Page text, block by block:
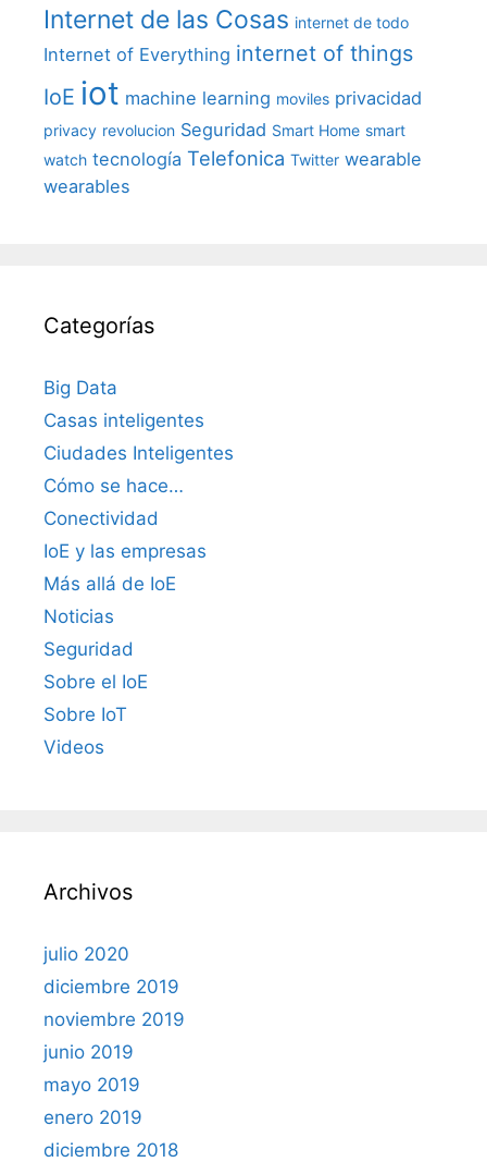
Internet de las Cosas internet de todo
Internet of Everything internet of things
IoE iot machine learning moviles privacidad
privacy revolucion Seguridad Smart Home smart
watch tecnología Telefonica Twitter wearable
wearables
Categorías
Big Data
Casas inteligentes
Ciudades Inteligentes
Cómo se hace…
Conectividad
IoE y las empresas
Más allá de IoE
Noticias
Seguridad
Sobre el IoE
Sobre IoT
Videos
Archivos
julio 2020
diciembre 2019
noviembre 2019
junio 2019
mayo 2019
enero 2019
diciembre 2018